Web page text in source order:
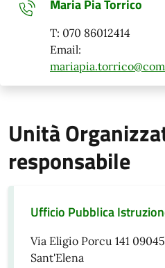
Maria Pia Torrico
T: 070 86012414
Email:
Unità
responsabile
Ufficio Pubblica
Via Eligio Porcu 141
Sant'Elena